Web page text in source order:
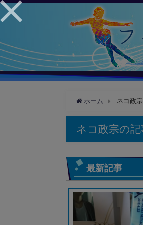
ホーム ネコ政宗
ネコ政宗の記
最新記事